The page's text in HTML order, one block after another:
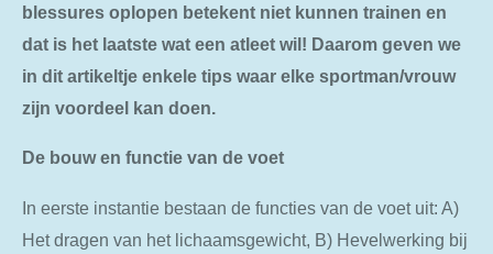
blessures oplopen betekent niet kunnen trainen en
dat is het laatste wat een atleet wil! Daarom geven we
in dit artikeltje enkele tips waar elke sportman/vrouw
zijn voordeel kan doen.
De bouw en functie van de voet
In eerste instantie bestaan de functies van de voet uit: A)
Het dragen van het lichaamsgewicht, B) Hevelwerking bij